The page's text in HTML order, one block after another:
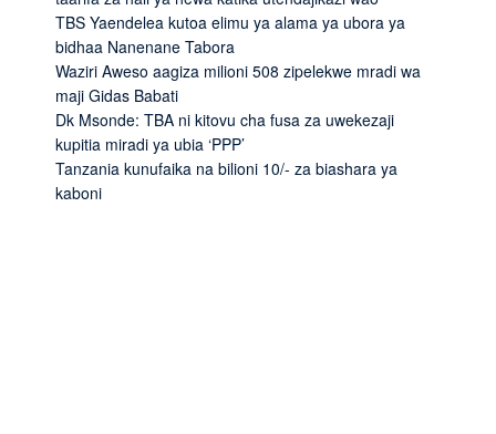
TBS Yaendelea kutoa elimu ya alama ya ubora ya
bidhaa Nanenane Tabora
Waziri Aweso aagiza milioni 508 zipelekwe mradi wa
maji Gidas Babati
Dk Msonde: TBA ni kitovu cha fusa za uwekezaji
kupitia miradi ya ubia ‘PPP’
Tanzania kunufaika na bilioni 10/- za biashara ya
kaboni